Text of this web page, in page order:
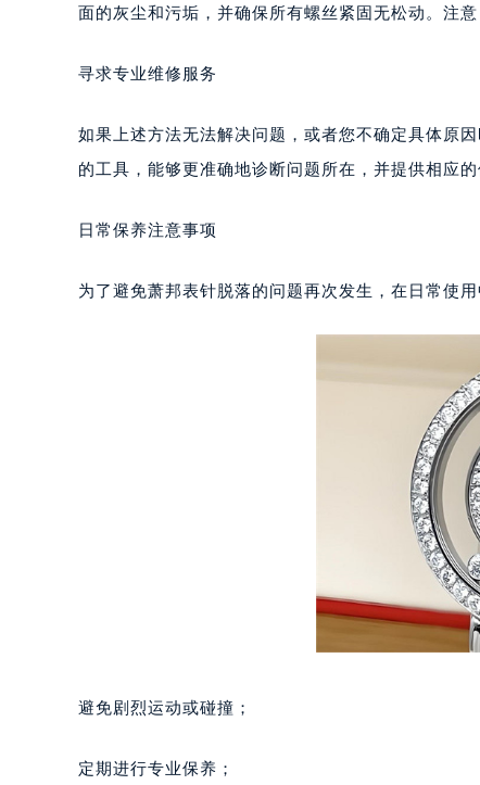
大连市中山区人民路15号国际金融
东莞市东城街道鸿福东路1号民盈国
南通市崇川区工农路57号圆融广场
苏州市苏州工业园区星港街199号苏
南宁市青秀区金湖路59号地王大厦
泉州市丰泽区宝洲路729号浦西万
青岛市南区山东路6号华润大厦B座
烟台市芝罘区胜利路139号万达金
长春市朝阳区西安大路727号中银
贵阳市南明区都司高架桥路33号亨
昆明市盘龙区北京路928号同德昆
石家庄市长安区中山东路39号勒泰
西安市碑林区南关正街88号华侨城
海口市龙华区金贸东路5号海口华
唐山市路南区新华东道100号万达
台州市椒江区东海大道1800号腾达
内蒙古自治区呼和浩特市玉泉区大
甘肃省兰州市七里河区西津西路16
重庆市解放碑渝中区民权路28号英
黑龙江省鹤岗市向阳区红军路萧邦
面的灰尘和污垢，并确保所有螺丝紧固无松动。注
寻求专业维修服务
如果上述方法无法解决问题，或者您不确定具体原
的工具，能够更准确地诊断问题所在，并提供相应的
日常保养注意事项
为了避免萧邦表针脱落的问题再次发生，在日常使用
避免剧烈运动或碰撞；
定期进行专业保养；